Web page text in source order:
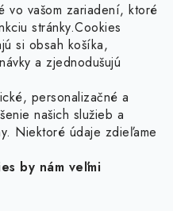
vo vašom zariadení, ktoré
stránky.Cookies
si obsah košíka,
a zjednodušujú
personalizačné a
našich služieb a
Niektoré údaje zdieľame
by nám veľmi